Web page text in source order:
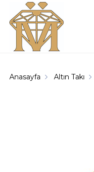
Anasayfa Altın Takı